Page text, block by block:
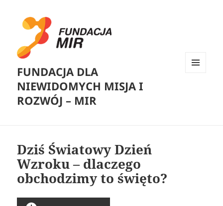
FUNDACJA DLA
NIEWIDOMYCH MISJA I
ROZWÓJ – MIR
Dziś Światowy Dzień
Wzroku – dlaczego
obchodzimy to święto?